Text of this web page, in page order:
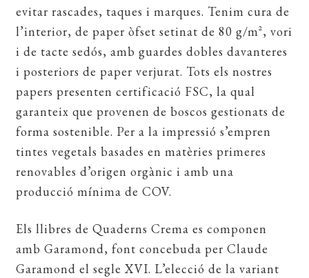
evitar rascades, taques i marques. Tenim cura de
l’interior, de paper òfset setinat de 80 g/m², vori
i de tacte sedós, amb guardes dobles davanteres
i posteriors de paper verjurat. Tots els nostres
papers presenten certificació FSC, la qual
garanteix que provenen de boscos gestionats de
forma sostenible. Per a la impressió s’empren
tintes vegetals basades en matèries primeres
renovables d’origen orgànic i amb una
producció mínima de COV.
Els llibres de Quaderns Crema es componen
amb Garamond, font concebuda per Claude
Garamond el segle XVI. L’elecció de la variant